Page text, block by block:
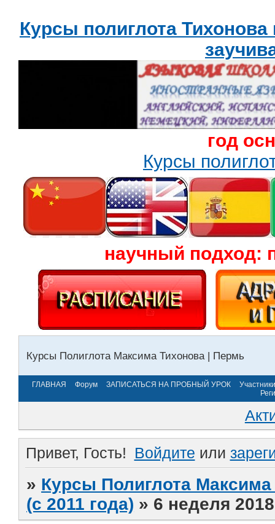
Курсы полиглота
год
Курсы
научный подход:
Курсы Полиглота Максима Тихонова | Пермь
ГЛАВНАЯ Форум ЗАПИСАТЬСЯ НА ПРОБНЫЙ УРОК
Участники
Привет, Гость! Войдите или
» Курсы Полиглота
(с 2011 года) » 6 неделя